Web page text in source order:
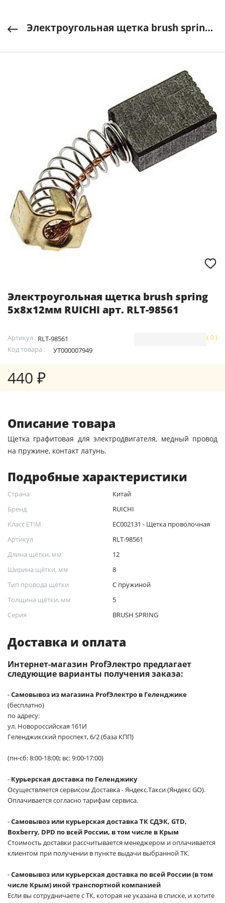
Электроугольная щетка brush spring 5x8x12мм RUICHI арт. RLT-98561
Электроугольная щетка brush spring
5x8x12мм RUICHI арт. RLT-98561
Артикул : RLT-98561
Код товара :
УТ000007949
( 0 )
440 ₽
Описание товара
Щетка графитовая для электродвигателя, медный провод
на пружине, контакт латунь.
Подробные характеристики
Страна
Китай
Бренд
RUICHI
Класс ETIM
EC002131 - Щетка проволочная
Артикул
RLT-98561
Длина щётки, мм
12
Ширина щётки, мм
8
Тип провода щётки
С пружиной
Толщина щётки, мм
5
Серия
BRUSH SPRING
Доставка и оплата
Интернет-магазин ProfЭлектро предлагает
следующие варианты получения заказа:
-Самовывоз из магазина ProfЭлектро в Геленджике
(бесплатно)
по адресу:
ул. Новороссийская 161И
Геленджикский проспект, 6/2 (база КПП)
(пн-сб: 8:00-18:00; вс: 9:00-17:00)
- Курьерская доставка по Геленджику
Осуществляется сервисом Доставка - Яндекс.Такси (Яндекс GO).
Оплачивается согласно тарифам сервиса.
-Самовывоз или курьерская доставка ТК СДЭК, GTD,
Boxberry, DPD по всей России, в том числе в Крым
Стоимость доставки рассчитывается менеджером и оплачивается
клиентом при получении в пункте выдачи выбранной ТК.
-Самовывоз или курьерская доставка по всей России (в том
числе Крым) иной транспортной компанией
Если вы сотрудничаете с ТК, которая не указана в списке, и хотите